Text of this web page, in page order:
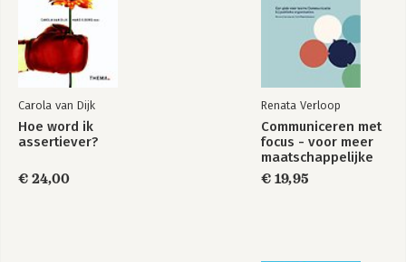
woorden
Bekijk alle boeken
Carola van Dijk
Hoe word ik
assertiever?
€ 24,00
Renata Verloop
Communiceren met
focus - voor meer
maatschappelijke
impact
€ 19,95